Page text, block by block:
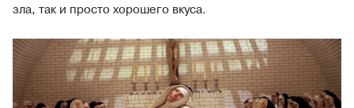
зла, так и просто хорошего вкуса.